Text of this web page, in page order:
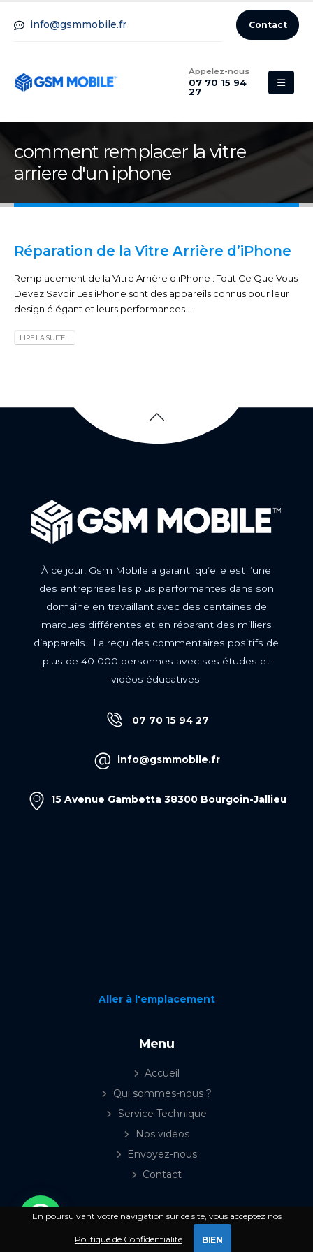
info@gsmmobile.fr Contact
Appelez-nous
07 70 15 94
27
comment remplacer la vitre
arriere d'un iphone
Réparation de la Vitre Arrière d’iPhone
Remplacement de la Vitre Arrière d'iPhone : Tout Ce Que Vous
Devez Savoir Les iPhone sont des appareils connus pour leur
design élégant et leurs performances...
LIRE LA SUITE...
À ce jour, Gsm Mobile a garanti qu’elle est l’une
des entreprises les plus performantes dans son
domaine en travaillant avec des centaines de
marques différentes et en réparant des milliers
d’appareils. Il a reçu des commentaires positifs de
plus de 40 000 personnes avec ses études et
vidéos éducatives.
07 70 15 94 27
info@gsmmobile.fr
15 Avenue Gambetta 38300 Bourgoin-Jallieu
Aller à l'emplacement
Menu
Accueil
Qui sommes-nous ?
Service Technique
Nos vidéos
Envoyez-nous
Contact
© Copyright 2026. All Rights Reserved. Web Design
Webse.NET
En poursuivant votre navigation sur ce site, vous acceptez nos
Politique de Confidentialité. BIEN